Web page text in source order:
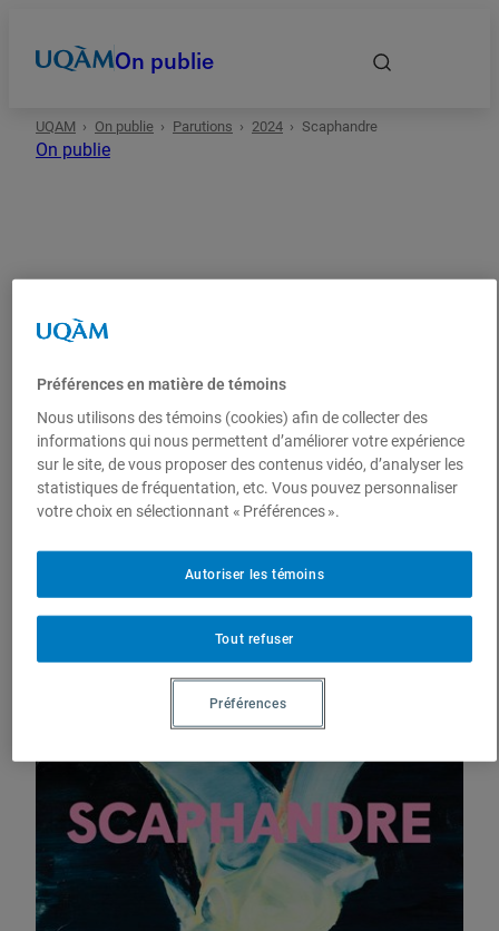
Accueil
Date
Domaines
Types
On publie
UQAM On publie Parutions 2024 Scaphandre
On publie
2024ArtsOeuvre littéraire
Scaphandre
Mélissa Labonté
Éditions du Noroît
Préférences en matière de témoins
Nous utilisons des témoins (cookies) afin de collecter des
informations qui nous permettent d’améliorer votre expérience
sur le site, de vous proposer des contenus vidéo, d’analyser les
statistiques de fréquentation, etc. Vous pouvez personnaliser
votre choix en sélectionnant « Préférences ».
Tout refuser
Autoriser les témoins
Préférences